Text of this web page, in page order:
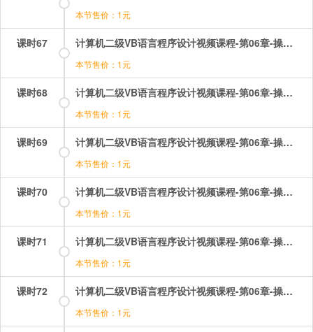
本节售价：1元
课时67 计算机二级VB语言程序设计视频课程-第06章-操作：文本框的属性2聊天窗口.mp4
本节售价：1元
课时68 计算机二级VB语言程序设计视频课程-第06章-操作：文本框的属性3.mp4
本节售价：1元
课时69 计算机二级VB语言程序设计视频课程-第06章-操作：文本框的属性基础操作.mp4
本节售价：1元
课时70 计算机二级VB语言程序设计视频课程-第06章-操作：框架和焦点.mp4
本节售价：1元
课时71 计算机二级VB语言程序设计视频课程-第06章-操作：滚动条及其基本操作.mp4
本节售价：1元
课时72 计算机二级VB语言程序设计视频课程-第06章-操作：直线及其基本操作.mp4
本节售价：1元